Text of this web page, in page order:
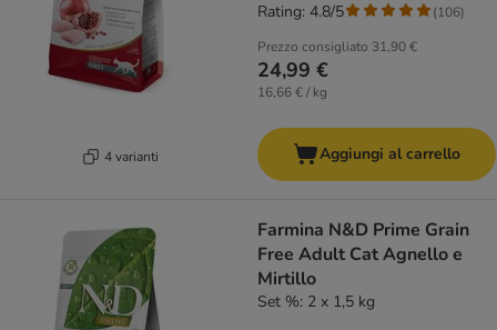
4 varianti
Prezzo consigliato 31,90 €
24,99 €
16,66 € / kg
Rating: 4.8/5 (106)
Aggiungi al carrello
Farmina N&D Prime Grain
Free Adult Cat Agnello e
Mirtillo
Set %: 2 x 1,5 kg